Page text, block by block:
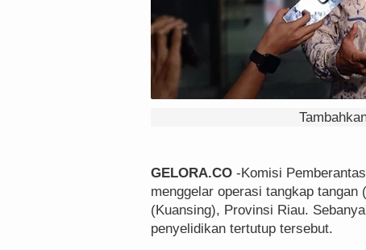
GELORA.CO -Komisi
menggelar operasi tangkap tangan
(Kuansing), Provinsi Riau.
penyelidikan tertutup tersebut.